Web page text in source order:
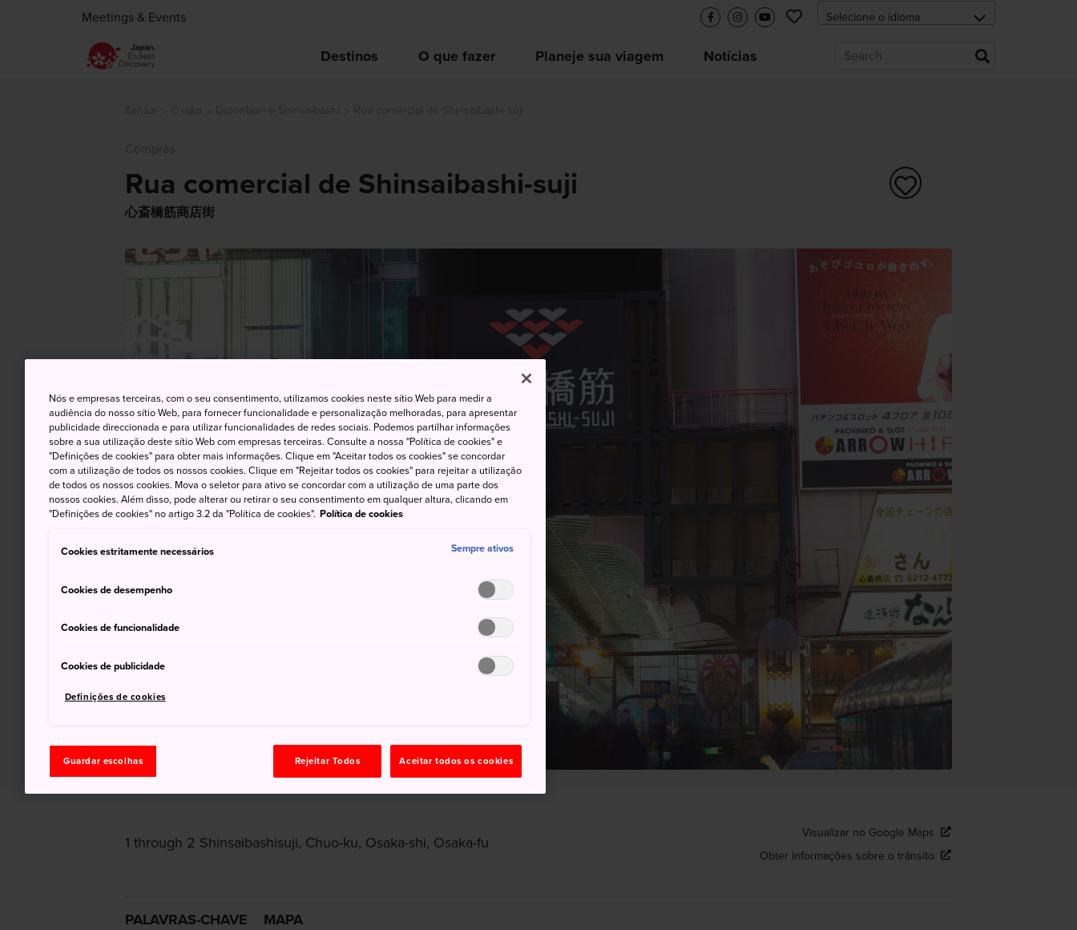
Meetings & Events
Destinos O que fazer Planeje sua viagem Notícias
Rua comercial de Shinsaibashi-suji
心斎橋筋商店街
1 through 2 Shinsaibashisuji, Chuo-ku, Osaka-shi, Osaka-fu
Visualizar no Google Maps
Obter informações sobre o trânsito
PALAVRAS-CHAVE MAPA
Nós e empresas terceiras, com o seu consentimento, utilizamos cookies neste sítio Web para medir a
audiência do nosso sítio Web, para fornecer funcionalidade e personalização melhoradas, para apresentar
publicidade direccionada e para utilizar funcionalidades de redes sociais. Podemos partilhar informações
sobre a sua utilização deste sítio Web com empresas terceiras. Consulte a nossa "Política de cookies" e
"Definições de cookies" para obter mais informações. Clique em "Aceitar todos os cookies" se concordar
com a utilização de todos os nossos cookies. Clique em "Rejeitar todos os cookies" para rejeitar a utilização
de todos os nossos cookies. Mova o seletor para ativo se concordar com a utilização de uma parte dos
nossos cookies. Além disso, pode alterar ou retirar o seu consentimento em qualquer altura, clicando em
"Definições de cookies" no artigo 3.2 da "Política de cookies". Política de cookies
Cookies estritamente necessários Sempre ativos
Cookies de desempenho
Cookies de funcionalidade
Cookies de publicidade
Definições de cookies
Guardar escolhas Rejeitar Todos Aceitar todos os cookies